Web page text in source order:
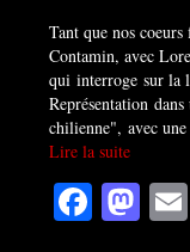
Tant que nos
Contamin, avec
qui interroge sur la
Représentation
chilienne", avec
Lire la suite